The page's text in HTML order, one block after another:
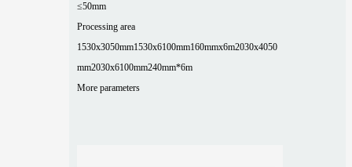
≤50mm
Processing area
1530x3050mm1530x6100mm160mmx6m2030x4050
mm2030x6100mm240mm*6m
More parameters